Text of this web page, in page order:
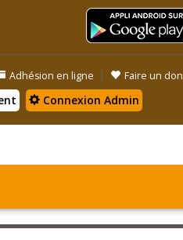
Adhésion en ligne | Faire un don
Connexion Admin